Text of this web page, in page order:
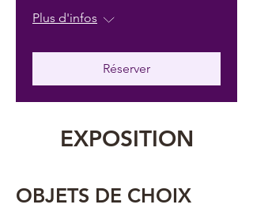
Plus d'infos
Réserver
EXPOSITION
OBJETS DE CHOIX